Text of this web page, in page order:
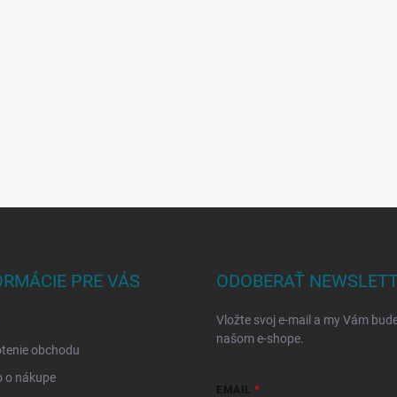
PRE VÁS
obchodu
o nákupe
ODOBERAŤ
Vložte svoj e-mail a my Vám
našom e-shope.
EMAIL